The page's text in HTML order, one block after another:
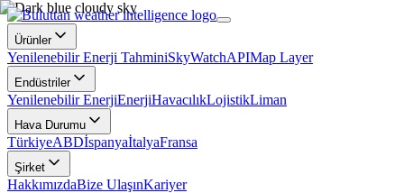
Ürünler
Yenilenebilir Enerji TahminiSkyWatchAPIMap Layer
Endüstriler
Yenilenebilir EnerjiEnerjiHavacılıkLojistikLiman
Hava Durumu
TürkiyeABDİspanyaİtalyaFransa
Şirket
HakkımızdaBize UlaşınKariyer